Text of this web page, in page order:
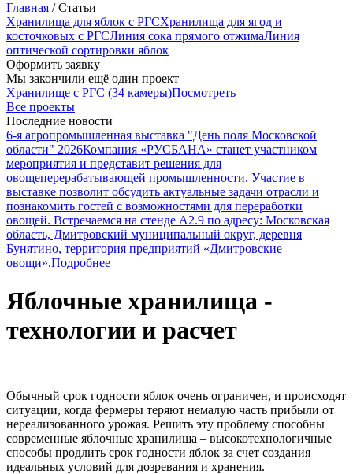
Главная /Статьи
Хранилища для яблок с РГСХранилища для ягод и
косточковых с РГСЛиния сока прямого отжимаЛиния
оптической сортировки яблок
Оформить заявку
Мы закончили ещё один проект
Хранилище с РГС (34 камеры)Посмотреть
Все проекты
Последние новости
6-я агропромышленная выставка "День поля Московской
области" 2026Компания «РУСБАНА» станет участником
мероприятия и представит решения для
овощеперерабатывающей промышленности. Участие в
выставке позволит обсудить актуальные задачи отрасли и
познакомить гостей с возможностями для переработки
овощей. Встречаемся на стенде А2.9 по адресу: Московская
область, Дмитровский муниципальный округ, деревня
Бунятино, территория предприятий «Дмитровские
овощи».Подробнее
Яблочные хранилища -
технологии и расчет
Обычный срок годности яблок очень ограничен, и происходят
ситуации, когда фермеры теряют немалую часть прибыли от
нереализованного урожая. Решить эту проблему способны
современные яблочные хранилища – высокотехнологичные
способы продлить срок годности яблок за счет создания
идеальных условий для дозревания и хранения.